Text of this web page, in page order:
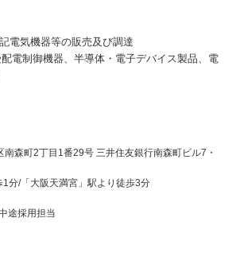
電気機器等の販売及び調達
電制御機器、半導体・電子デバイス製品、電
森町2丁目1番29号 三井住友銀行南森町ビル7・
分/「大阪天満宮」駅より徒歩3分
途採用担当